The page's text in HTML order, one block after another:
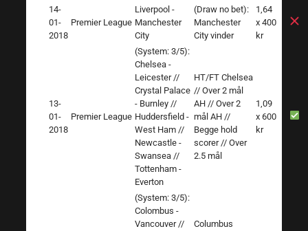
14-
01-
2018
Premier League
Liverpool -
Manchester
City
(Draw no bet):
Manchester
City vinder
1,64
x 400
kr
13-
01-
2018
Premier League
(System: 3/5):
Chelsea -
Leicester //
Crystal Palace
- Burnley //
Huddersfield -
West Ham //
Newcastle -
Swansea //
Tottenham -
Everton
HT/FT Chelsea
// Over 2 mål
AH // Over 2
mål AH //
Begge hold
scorer // Over
2.5 mål
1,09
x 600
kr
(System: 3/5):
Colombus -
Vancouver //
Columbus